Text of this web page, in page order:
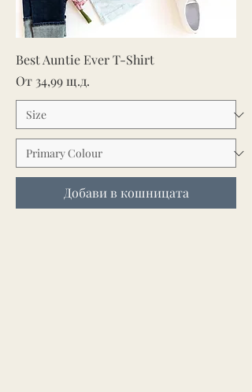
Best Auntie Ever T-Shirt
От 34,99 щ.д.
Продажна цена
Добави в кошницата